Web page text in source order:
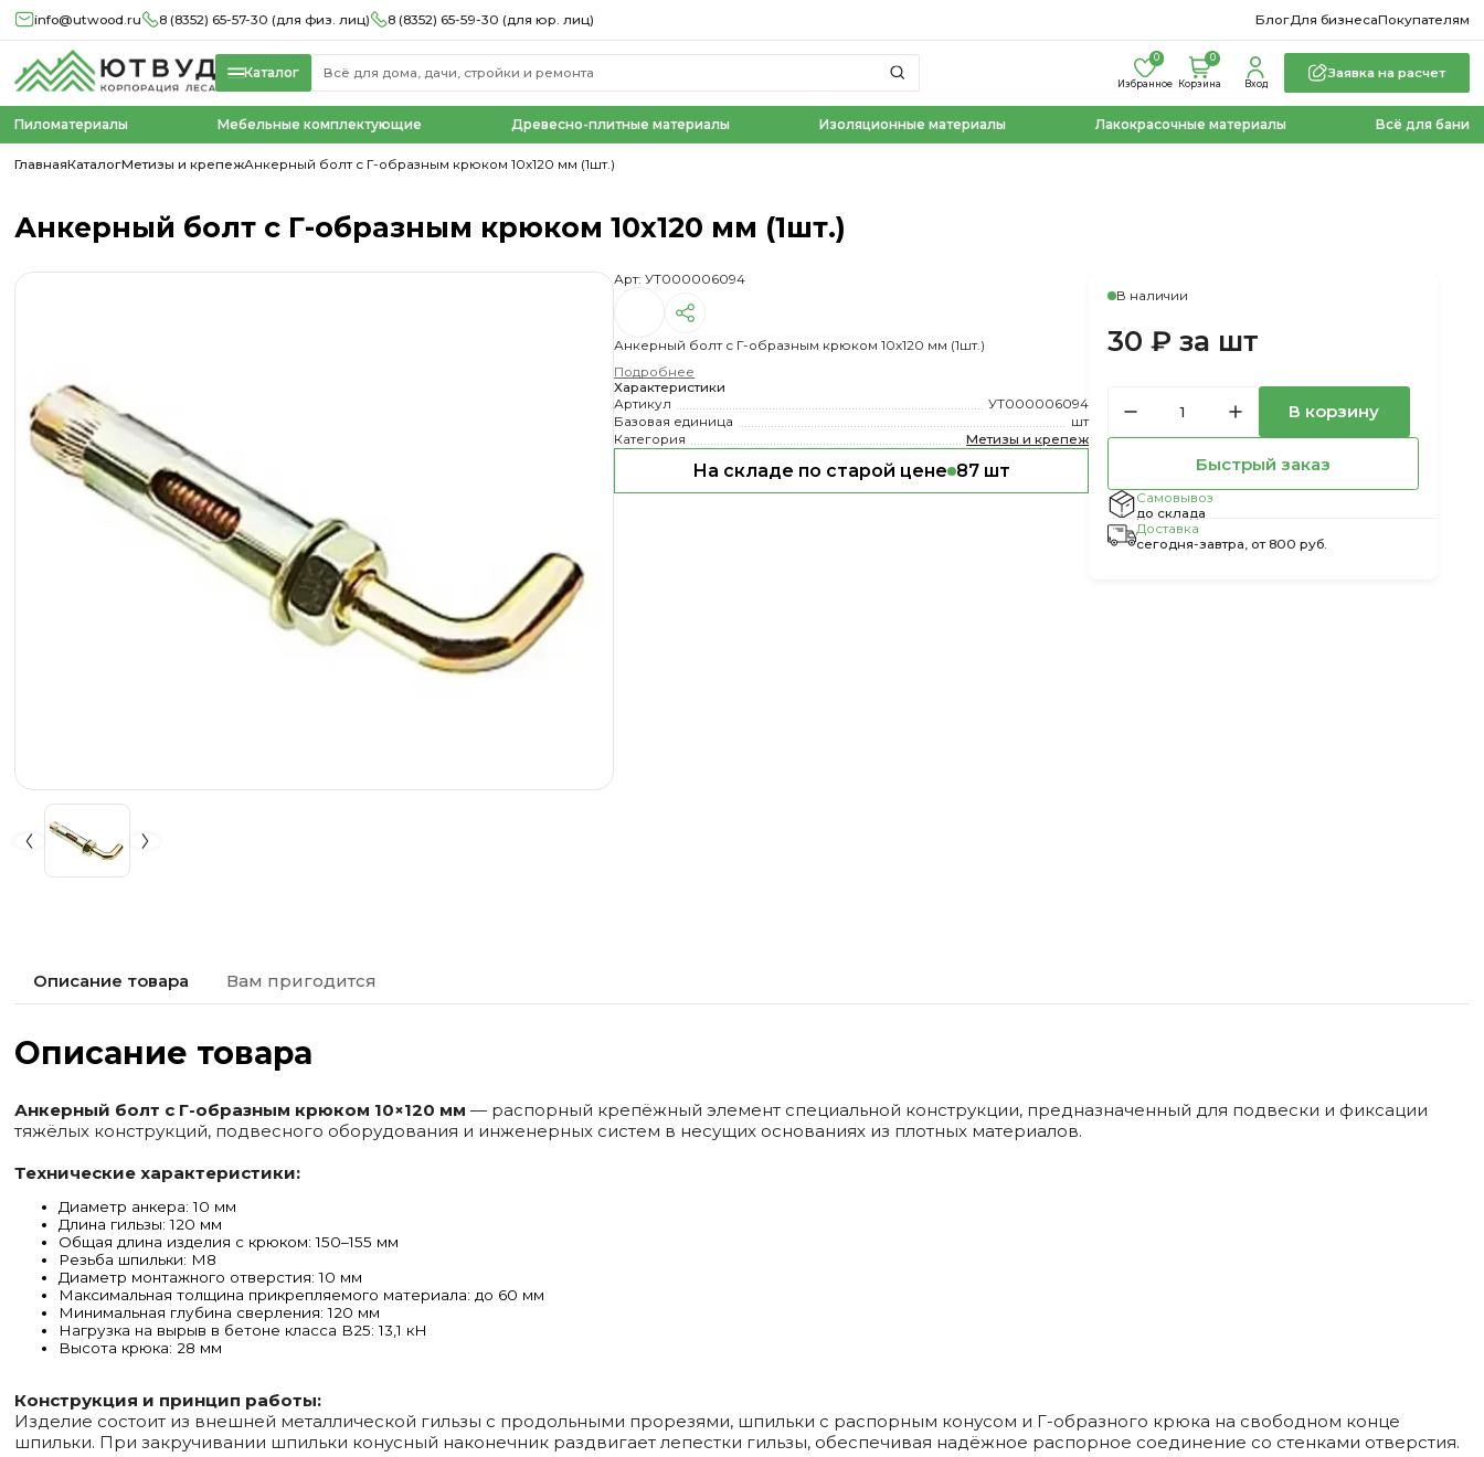
info@utwood.ru 8 (8352) 65-57-30 (для физ. лиц) 8 (8352) 65-59-30 (для юр. лиц) БлогДля бизнесаПокупателям
Каталог
Избранное
0 0
Корзина Вход
Заявка на расчет
Пиломатериалы Мебельные комплектующие Древесно-плитные материалы Изоляционные материалы Лакокрасочные материалы Всё для бани
ГлавнаяКаталогМетизы и крепежАнкерный болт с Г-образным крюком 10х120 мм (1шт.)
Анкерный болт с Г-образным крюком 10х120 мм (1шт.)
Арт: УТ000006094
Анкерный болт с Г-образным крюком 10х120 мм (1шт.)
Подробнее
Характеристики
Артикул
УТ000006094
Базовая единица
шт
Категория
Метизы и крепеж
На складе по старой цене 87 шт
В наличии
30 ₽ за шт
В корзину
Быстрый заказ
Самовывоз
до склада
Доставка
сегодня-завтра, от 800 руб.
Описание товара Вам пригодится
Описание товара
Анкерный болт с Г-образным крюком 10×120 мм — распорный крепёжный элемент специальной конструкции, предназначенный для подвески и фиксации
тяжёлых конструкций, подвесного оборудования и инженерных систем в несущих основаниях из плотных материалов.
Технические характеристики:
Диаметр анкера: 10 мм
Длина гильзы: 120 мм
Общая длина изделия с крюком: 150–155 мм
Резьба шпильки: М8
Диаметр монтажного отверстия: 10 мм
Максимальная толщина прикрепляемого материала: до 60 мм
Минимальная глубина сверления: 120 мм
Нагрузка на вырыв в бетоне класса B25: 13,1 кН
Высота крюка: 28 мм
Конструкция и принцип работы:
Изделие состоит из внешней металлической гильзы с продольными прорезями, шпильки с распорным конусом и Г-образного крюка на свободном конце
шпильки. При закручивании шпильки конусный наконечник раздвигает лепестки гильзы, обеспечивая надёжное распорное соединение со стенками отверстия.